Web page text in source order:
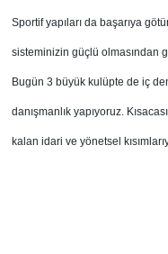
Sportif yapıları da başarıya
sisteminizin güçlü olmasından
Bugün 3 büyük kulüpte de iç
danışmanlık yapıyoruz.
kalan idari ve yönetsel